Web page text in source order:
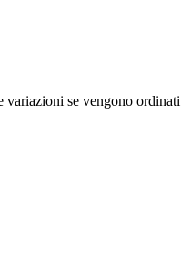
variazioni se vengono